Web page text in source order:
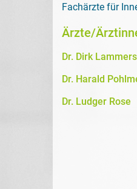
Fachärzte für
Ärzte/
Dr. Dirk Lammers
Dr. Harald
Dr. Ludger Rose